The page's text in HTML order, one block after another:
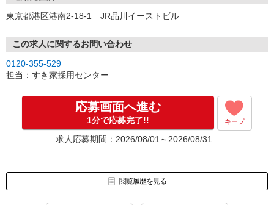
東京都港区港南2-18-1 JR品川イーストビル
この求人に関するお問い合わせ
0120-355-529
担当：すき家採用センター
応募画面へ進む
1分で応募完了!! キープ
求人応募期間：2026/08/01～2026/08/31
閲覧履歴を見る